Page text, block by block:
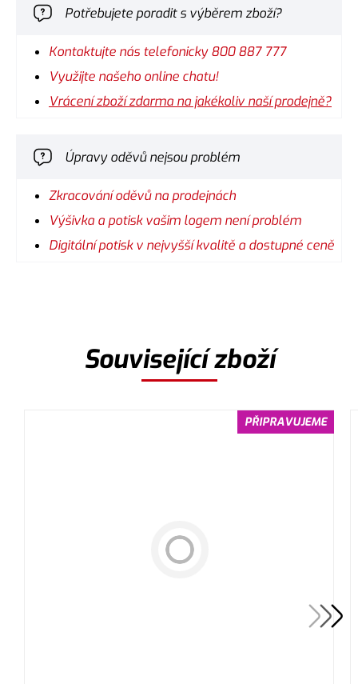
Potřebujete poradit s výběrem zboží?
Kontaktujte nás telefonicky 800 887 777
Využijte našeho online chatu!
Vrácení zboží zdarma na jakékoliv naší prodejně?
Úpravy oděvů nejsou problém
Zkracování oděvů na prodejnách
Výšivka a potisk vašim logem není problém
Digitální potisk v nejvyšší kvalitě a dostupné ceně
Související zboží
PŘIPRAVUJEME